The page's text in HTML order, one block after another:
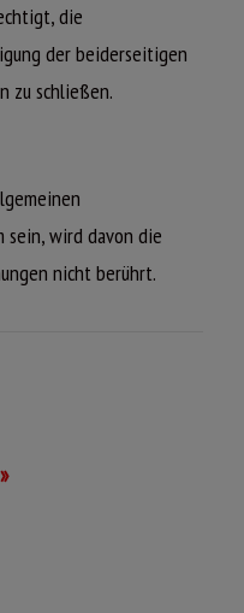
die
der beiderseitigen
zu schließen.
sein, wird davon die
nicht berührt.